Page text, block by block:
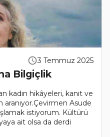
3 Temmuz 2025
Bilgiçlik
kadın hikâyeleri, kanıt ve
Asude
istiyorum. Kültürü
ait olsa da derdi